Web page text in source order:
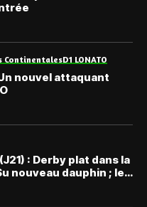
ContinentalesD1 LONATO
nouvel attaquant
: Derby plat dans la
nouveau dauphin ; le